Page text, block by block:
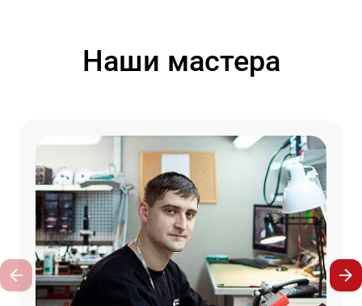
Наши мастера